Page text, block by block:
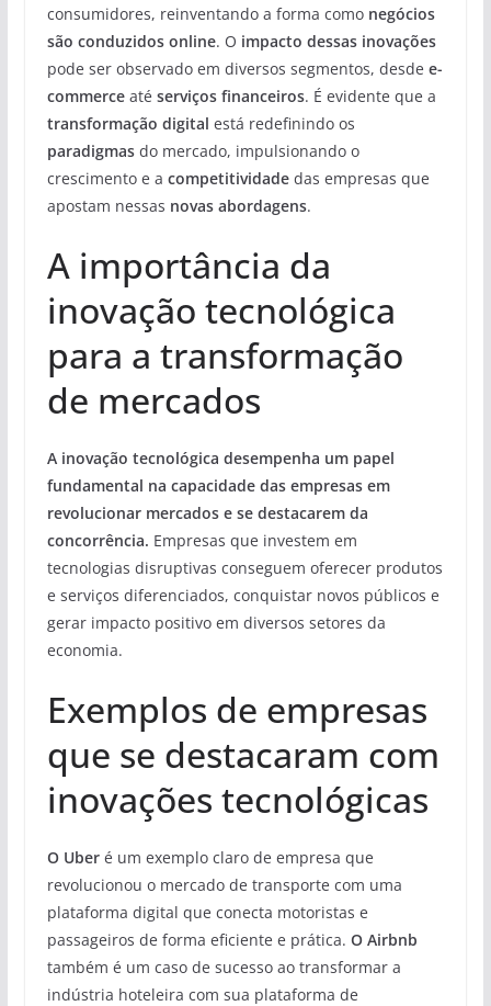
consumidores, reinventando a forma como negócios
são conduzidos online. O impacto dessas inovações
pode ser observado em diversos segmentos, desde e-
commerceaté serviços financeiros. É evidente que a
transformação digital está redefinindo os
paradigmasdo mercado, impulsionando o
crescimento e a competitividadedas empresas que
apostam nessas novas abordagens.
A importância da
inovação tecnológica
para a transformação
de mercados
A inovação tecnológica desempenha um papel
fundamental na capacidade das empresas em
revolucionar mercados e se destacarem da
concorrência. Empresas que investem em
tecnologias disruptivas conseguem oferecer produtos
e serviços diferenciados, conquistar novos públicos e
gerar impacto positivo em diversos setores da
economia.
Exemplos de empresas
que se destacaram com
inovações tecnológicas
O Uberé um exemplo claro de empresa que
revolucionou o mercado de transporte com uma
plataforma digital que conecta motoristas e
passageiros de forma eficiente e prática. O Airbnb
também é um caso de sucesso ao transformar a
indústria hoteleira com sua plataforma de